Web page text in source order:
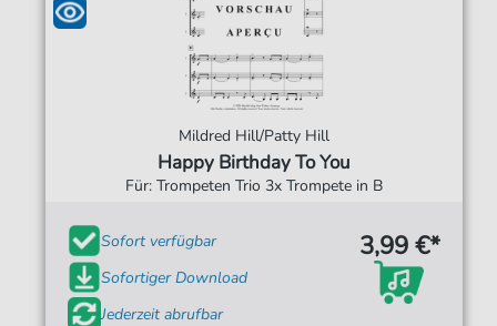
Mildred Hill/Patty Hill
Happy Birthday To You
Für: Trompeten Trio 3x Trompete in B
Sofort verfügbar
Sofortiger Download
Jederzeit abrufbar
3,99 €*